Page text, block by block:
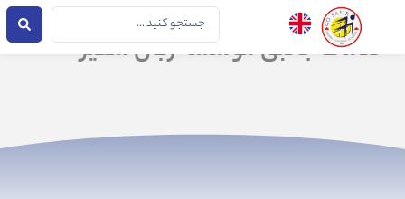
محتوا
جستجو
خدمات جانبی موسسه زبان سفیر